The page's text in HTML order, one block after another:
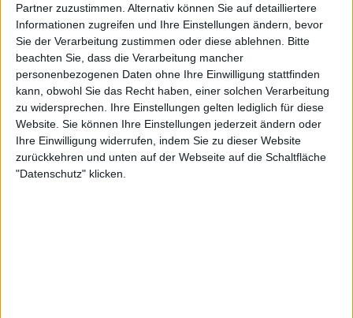
Partner zuzustimmen. Alternativ können Sie auf detailliertere
Informationen zugreifen und Ihre Einstellungen ändern, bevor
Sie der Verarbeitung zustimmen oder diese ablehnen.
Bitte
beachten Sie, dass die Verarbeitung mancher
personenbezogenen Daten ohne Ihre Einwilligung stattfinden
kann, obwohl Sie das Recht haben, einer solchen Verarbeitung
zu widersprechen. Ihre Einstellungen gelten lediglich für diese
Website. Sie können Ihre Einstellungen jederzeit ändern oder
Ihre Einwilligung widerrufen, indem Sie zu dieser Website
zurückkehren und unten auf der Webseite auf die Schaltfläche
"Datenschutz" klicken.
Aktuell